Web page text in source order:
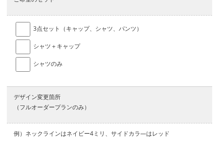
3点セット（キャップ、シャツ、パンツ）
シャツ＋キャップ
シャツのみ
デザイン変更箇所
（フルオーダープランのみ）
例）ネックラインはネイビー4ミリ、サイドカラ―はレッド